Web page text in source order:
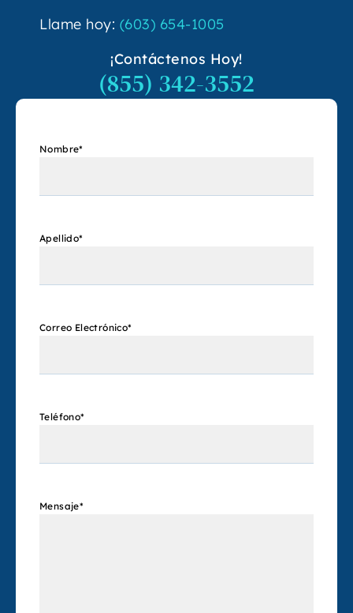
Llame hoy: (603) 654-1005
¡Contáctenos Hoy!
(855) 342-3552
Nombre*
Apellido*
Correo Electrónico*
Teléfono*
Mensaje*